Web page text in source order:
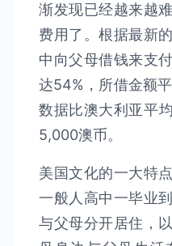
渐发现已经越来越
费用了。根据最新
中向父母借钱来支
达54%，所借金额
数据比澳大利亚平
5,000澳币。
美国文化的一大特
一般人高中一毕业
与父母分开居住，